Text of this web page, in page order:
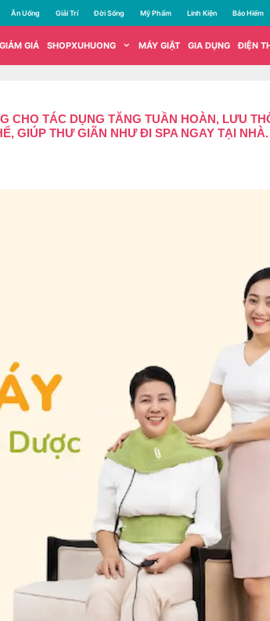
Ăn Uống Giải Trí Đời Sống Mỹ Phẩm Linh Kiện Bảo Hiểm
GIÁ SHOPXUHUONG MÁY GIẶT GIA DỤNG ĐIỆN
TÁC DỤNG TĂNG TUẦN HOÀN, LƯU
GIÚP THƯ GIÃN NHƯ ĐI SPA NGAY TẠI NHÀ.